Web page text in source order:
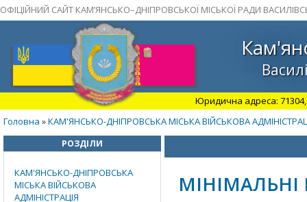
ОФІЦІЙНИЙ САЙТ КАМ’ЯНСЬКО–ДНІПРОВСЬКОЇ МІСЬКОЇ РАДИ
Юридична адреса: 71304,
Головна »КАМ'ЯНСЬКО-ДНІПРОВСЬКА МІСЬКА ВІЙСЬКОВА
РОЗДІЛИ
КАМ'ЯНСЬКО-ДНІПРОВСЬКА
МІСЬКА ВІЙСЬКОВА
АДМІНІСТРАЦІЯ